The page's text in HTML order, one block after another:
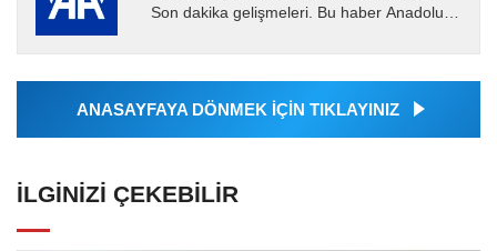
Son dakika gelişmeleri. Bu haber Anadolu
Ajansı tarafından...
ANASAYFAYA DÖNMEK İÇİN TIKLAYINIZ
İLGINIZI ÇEKEBILIR